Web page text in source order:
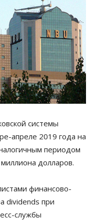
системы
апреле 2019 года на
периодом
долларов.
финансово-
dividends при
службы